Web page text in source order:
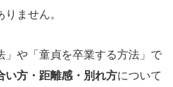
ません。
」や「童貞を卒業する方法」で
い方・距離感・別れ方について